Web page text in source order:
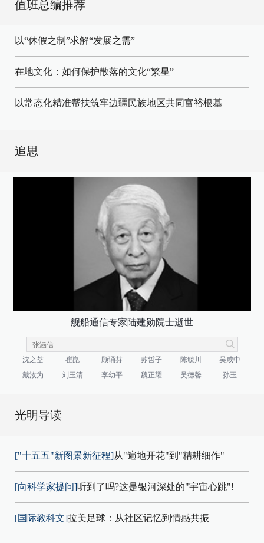
值班总编推荐
以“休假之制”求解“发展之需”
在地文化：如何保护散落的文化“繁星”
以常态化精准帮扶筑牢边疆民族地区共同富裕根基
追思
舰船通信专家陆建勋院士逝世
沈之荃 崔崑 顾诵芬 苏哲子 陈毓川
吴咸中
戴汝为
刘玉清 李幼平 魏正耀 吴德馨 孙玉
光明导读
["十五五"新图景新征程]从"遍地开花"到"精耕细作"
[向科学家提问]听到了吗?这是银河深处的"宇宙心跳"!
[国际教科文]拉美足球：从社区记忆到情感共振